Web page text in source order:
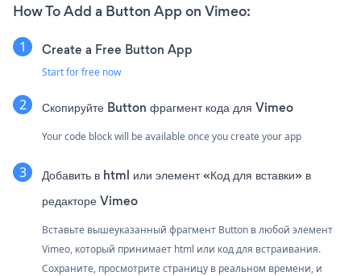
How To Add a Button App on Vimeo:
Create a Free Button App
Start for free now
Скопируйте Button фрагмент кода для Vimeo
Your code block will be available once you create your app
Добавить в html или элемент «Код для вставки» в
редакторе Vimeo
Вставьте вышеуказанный фрагмент Button в любой элемент
Vimeo, который принимает html или код для встраивания.
Сохраните, просмотрите страницу в реальном времени, и